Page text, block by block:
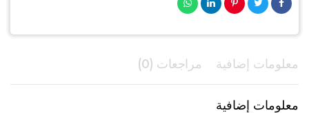
معلومات إضافية مراجعات (0)
معلومات إضافية